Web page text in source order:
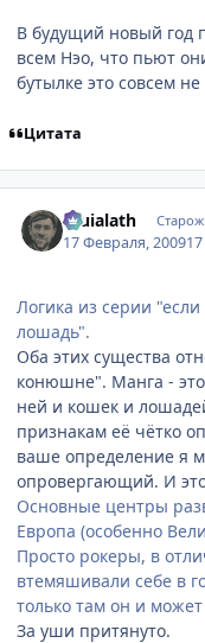
В будущий новый год
всем Нэо, что пьют
бутылке это совсем
Цитата
Eruialath
17 Февраля, 200917
Логика из серии
лошадь".
Оба этих существа
конюшне". Манга - это
ней и кошек и
признакам её чётко
ваше определение я
опровергающий. И
Основные центры
Европа (особенно
Просто рокеры, в
втемяшивали себе в
только там он и
За уши притянуто.